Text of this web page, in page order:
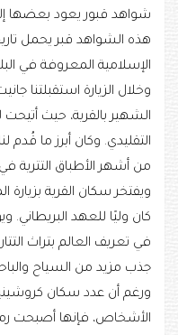
شواهد قبور يعود بعضها
الإسلامية المعروفة في
وخلال الزيارة استقبلتنا
الشهير بالقرية، حيث
التقليدي. وكان أبرز ما قُدم
من أشهر الأطباق التترية في
كان وليًا للعهد البريطاني.
في تعريف العالم بتراث
جذب مزيد من السياح
ورغم أن عدد سكان
الأشخاص، فإنها أصبحت